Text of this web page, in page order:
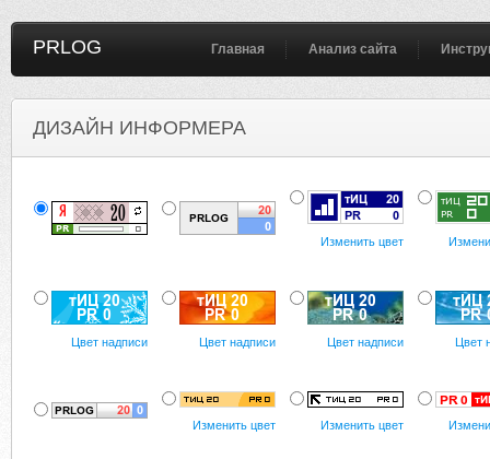
PRLOG Главная Анализ сайта
ДИЗАЙН ИНФОРМЕРА
Изменить цвет
Цвет надписи Цвет надписи Цвет надписи Цвет
Изменить цвет Изменить цвет